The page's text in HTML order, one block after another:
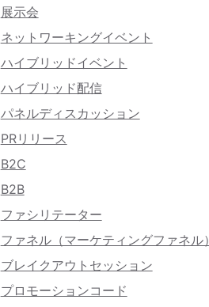
展示会
ネットワーキングイベント
ハイブリッドイベント
ハイブリッド配信
パネルディスカッション
PRリリース
B2C
B2B
ファシリテーター
ファネル（マーケティングファネル）
ブレイクアウトセッション
プロモーションコード